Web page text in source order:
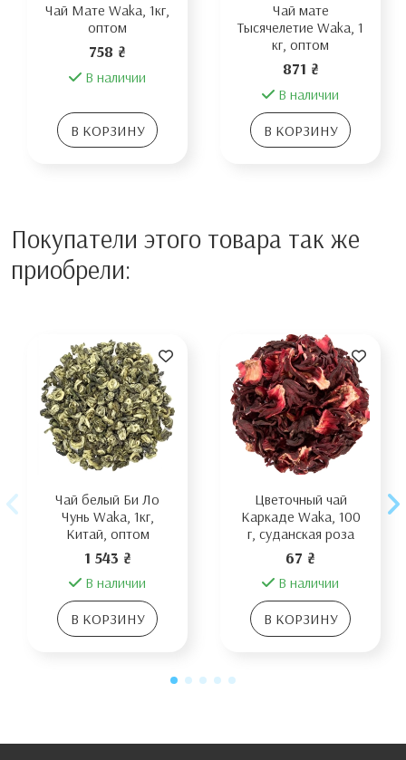
Чай Мате Waka, 1кг,
оптом
758 ₴
В наличии
В КОРЗИНУ
Чай мате
Тысячелетие Waka, 1
кг, оптом
871 ₴
В наличии
В КОРЗИНУ
Покупатели этого товара так же
приобрели:
Чай белый Би Ло
Чунь Waka, 1кг,
Китай, оптом
1 543 ₴
В наличии
В КОРЗИНУ
Цветочный чай
Каркаде Waka, 100
г, суданская роза
67 ₴
В наличии
В КОРЗИНУ